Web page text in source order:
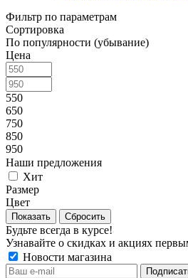
Фильтр по параметрам
Сортировка
По популярности (убывание)
Цена
550
650
750
850
950
Наши предложения
Хит
Размер
Цвет
Сбросить
Будьте всегда в курсе!
Узнавайте о скидках и акциях
Новости магазина